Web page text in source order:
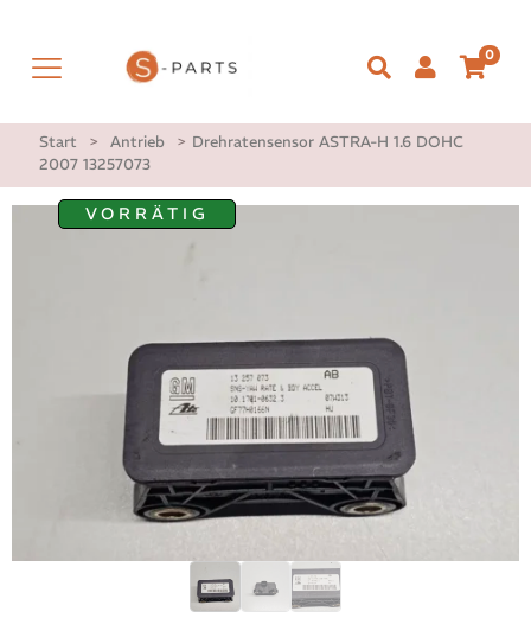
0
Start > Antrieb > Drehratensensor ASTRA-H 1.6 DOHC
2007 13257073
VORRÄTIG